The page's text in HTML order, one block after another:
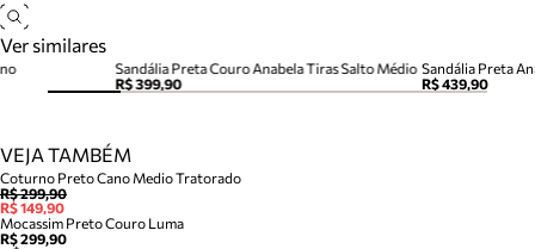
Ver similares
Sandália Preta Couro Anabela Tiras Salto Médio
R$ 399,90
Sandália Preta
R$ 439,90
VEJA TAMBÉM
Coturno Preto Cano Medio Tratorado
R$ 299,90
R$ 149,90
Mocassim Preto Couro Luma
R$ 299,90